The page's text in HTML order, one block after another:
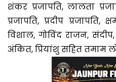
शंकर प्रजापति, लालता
प्रजापति, प्रदीप
विशाल, गोविंद राजन, संदीप,
अंकित, प्रियांशु सहित तमाम